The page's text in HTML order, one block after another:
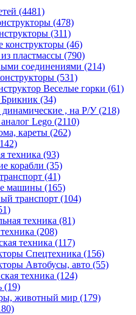
(4481)
(478)
(311)
конструкторы (46)
пластмассы (790)
соединениями (214)
(531)
Веселые горки (61)
(34)
, на Р/У(218)
Lego (2110)
кареты (262)
техника (93)
корабли (35)
(41)
машины (165)
транспорт (104)
техника (81)
(208)
техника (117)
Спецтехника (156)
Автобусы, авто (55)
техника (124)
(19)
животный мир (179)